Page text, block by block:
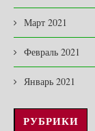
Март 2021
Февраль 2021
Январь 2021
РУБРИКИ